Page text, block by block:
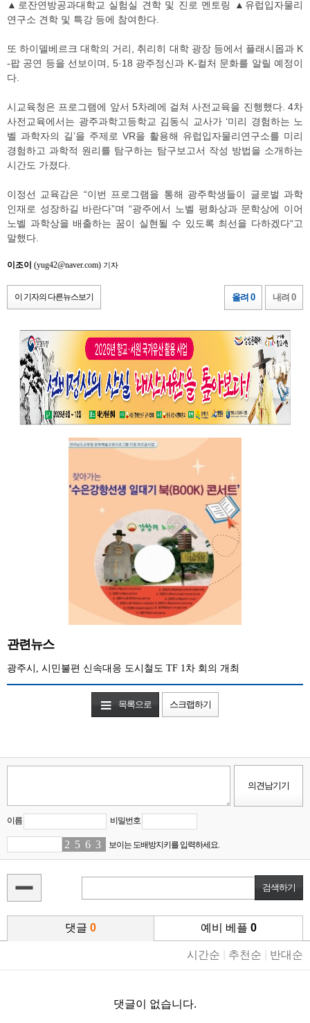
▲로잔연방공과대학교 실험실 견학 및 진로 멘토링 ▲유럽입자물리
연구소 견학 및 특강 등에 참여한다.
또 하이델베르크 대학의 거리, 취리히 대학 광장 등에서 플래시몹과 K
-팝 공연 등을 선보이며, 5·18 광주정신과 K-컬처 문화를 알릴 예정이
다.
시교육청은 프로그램에 앞서 5차례에 걸쳐 사전교육을 진행했다. 4차
사전교육에서는 광주과학고등학교 김동식 교사가 ‘미리 경험하는 노
벨 과학자의 길’을 주제로 VR을 활용해 유럽입자물리연구소를 미리
경험하고 과학적 원리를 탐구하는 탐구보고서 작성 방법을 소개하는
시간도 가졌다.
이정선 교육감은 “이번 프로그램을 통해 광주학생들이 글로벌 과학
인재로 성장하길 바란다”며 “광주에서 노벨 평화상과 문학상에 이어
노벨 과학상을 배출하는 꿈이 실현될 수 있도록 최선을 다하겠다“고
말했다.
이조이 (yug42@naver.com) 기자
이 기자의 다른뉴스보기 올려 0 내려 0
관련뉴스
광주시, 시민불편 신속대응 도시철도 TF 1차 회의 개최
목록으로 스크랩하기
이름 비밀번호
2 59 67 33 보이는 도배방지키를 입력하세요.
댓글 0 예비 베플 0
시간순 추천순 반대순
댓글이 없습니다.